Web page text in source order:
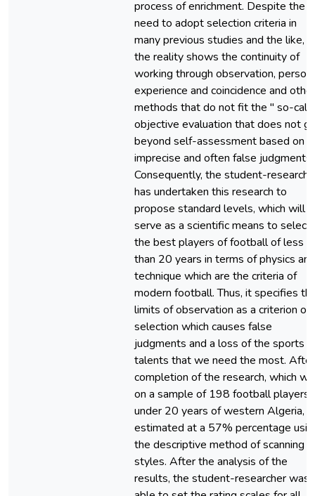
process of enrichment. Despite the
need to adopt selection criteria in
many previous studies and the like,
the reality shows the continuity of
working through observation,
experience and coincidence and other
methods that do not fit the " so-
objective evaluation that does not
beyond self-assessment based on
imprecise and often false judgments.
Consequently, the student-
has undertaken this research to
propose standard levels, which will
serve as a scientific means to select
the best players of football of less
than 20 years in terms of physics and
technique which are the criteria of
modern football. Thus, it specifies
limits of observation as a criterion of
selection which causes false
judgments and a loss of the sports
talents that we need the most. After
completion of the research, which
on a sample of 198 football players
under 20 years of western Algeria,
estimated at a 57% percentage
the descriptive method of scanning
styles. After the analysis of the
results, the student-researcher was